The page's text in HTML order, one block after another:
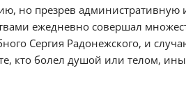
но презрев административную
ежедневно совершал
Сергия Радонежского, и
кто болел душой или телом,